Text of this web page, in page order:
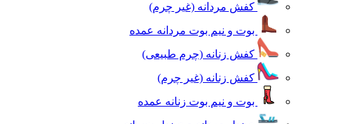
کفش مردانه (غیر چرم)
بوت و نیم بوت مردانه عمده
کفش زنانه (چرم طبیعی)
کفش زنانه (غیر چرم)
بوت و نیم بوت زنانه عمده